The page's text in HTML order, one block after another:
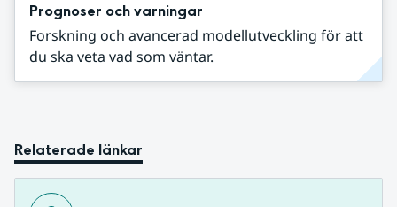
Prognoser och varningar
Forskning och avancerad modellutveckling för att
du ska veta vad som väntar.
Relaterade länkar